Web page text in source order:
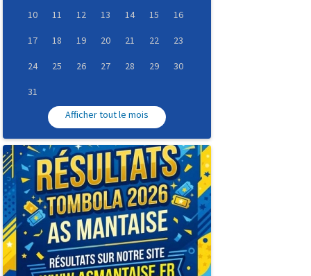
10 11 12 13 14 15 16
17 18 19 20 21 22 23
24 25 26 27 28 29 30
31
Afficher tout le mois